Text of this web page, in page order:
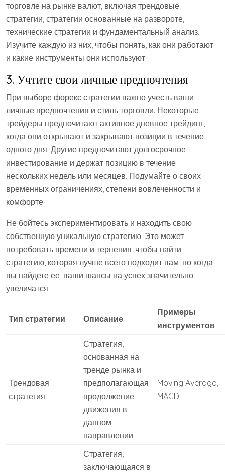
торговле на рынке валют, включая трендовые
стратегии, стратегии основанные на развороте,
технические стратегии и фундаментальный анализ.
Изучите каждую из них, чтобы понять, как они работают
и какие инструменты они используют.
3. Учтите свои личные предпочтения
При выборе форекс стратегии важно учесть ваши
личные предпочтения и стиль торговли. Некоторые
трейдеры предпочитают активное дневное трейдинг,
когда они открывают и закрывают позиции в течение
одного дня. Другие предпочитают долгосрочное
инвестирование и держат позицию в течение
нескольких недель или месяцев. Подумайте о своих
временных ограничениях, степени вовлеченности и
комфорте.
Не бойтесь экспериментировать и находить свою
собственную уникальную стратегию. Это может
потребовать времени и терпения, чтобы найти
стратегию, которая лучше всего подходит вам, но когда
вы найдете ее, ваши шансы на успех значительно
увеличатся.
Тип стратегии Описание
Примеры
инструментов
Трендовая
стратегия
Стратегия,
основанная на
тренде рынка и
предполагающая
продолжение
движения в
данном
направлении.
Moving Average,
MACD
Стратегия,
заключающаяся в